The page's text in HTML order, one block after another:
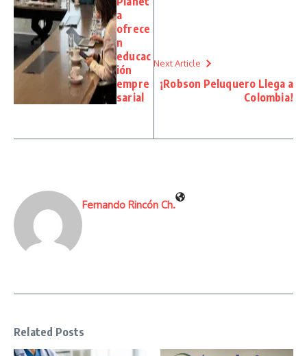
a
ofrece
n
educac
ión
empre
sarial
Next Article
¡Robson Peluquero Llega a
Colombia!
Fernando Rincón Ch.
Related Posts